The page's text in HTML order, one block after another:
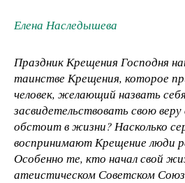
Елена Наследышева
Праздник Крещения Господня
таинстве Крещения, которое
человек, желающий назвать
засвидетельствовать свою
обстоит в жизни? Насколько
воспринимают Крещение люди
Особенно те, кто начал свой
атеистическом Советском